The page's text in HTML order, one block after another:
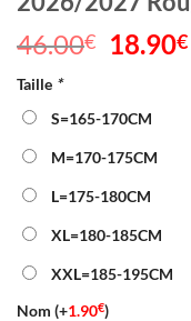
46.00€
Le
était :
46.00€.
18.90€
Taille *
S=165-170CM
M=170-175CM
L=175-180CM
XL=180-185CM
XXL=185-195CM
Nom (+1.90€)